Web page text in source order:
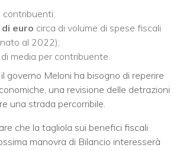
contribuenti;
euro circa di volume di spese fiscali
al 2022);
di media per contribuente.
governo Meloni ha bisogno di reperire
una revisione delle detrazioni
una strada percorribile.
che la tagliola sui benefici fiscali
manovra di Bilancio interesserà